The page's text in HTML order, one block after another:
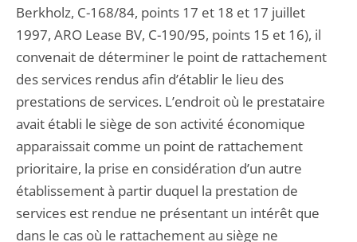
Berkholz, C-168/84, points 17 et 18 et 17 juillet
1997, ARO Lease BV, C-190/95, points 15 et 16), il
convenait de déterminer le point de rattachement
des services rendus afin d’établir le lieu des
prestations de services. L’endroit où le prestataire
avait établi le siège de son activité économique
apparaissait comme un point de rattachement
prioritaire, la prise en considération d’un autre
établissement à partir duquel la prestation de
services est rendue ne présentant un intérêt que
dans le cas où le rattachement au siège ne